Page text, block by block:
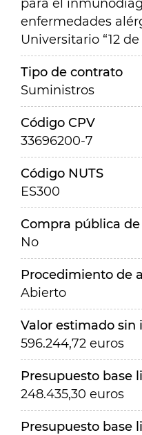
para el
enfermedades
Universitario “12
Tipo de contrato
Suministros
Código CPV
33696200-7
Código NUTS
ES300
Compra pública
No
Procedimiento de
Abierto
Valor estimado sin
596.244,72 euros
Presupuesto base
248.435,30 euros
Presupuesto base